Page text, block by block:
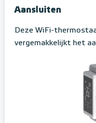
Aansluiten
Deze WiFi-
vergemakkelijkt het